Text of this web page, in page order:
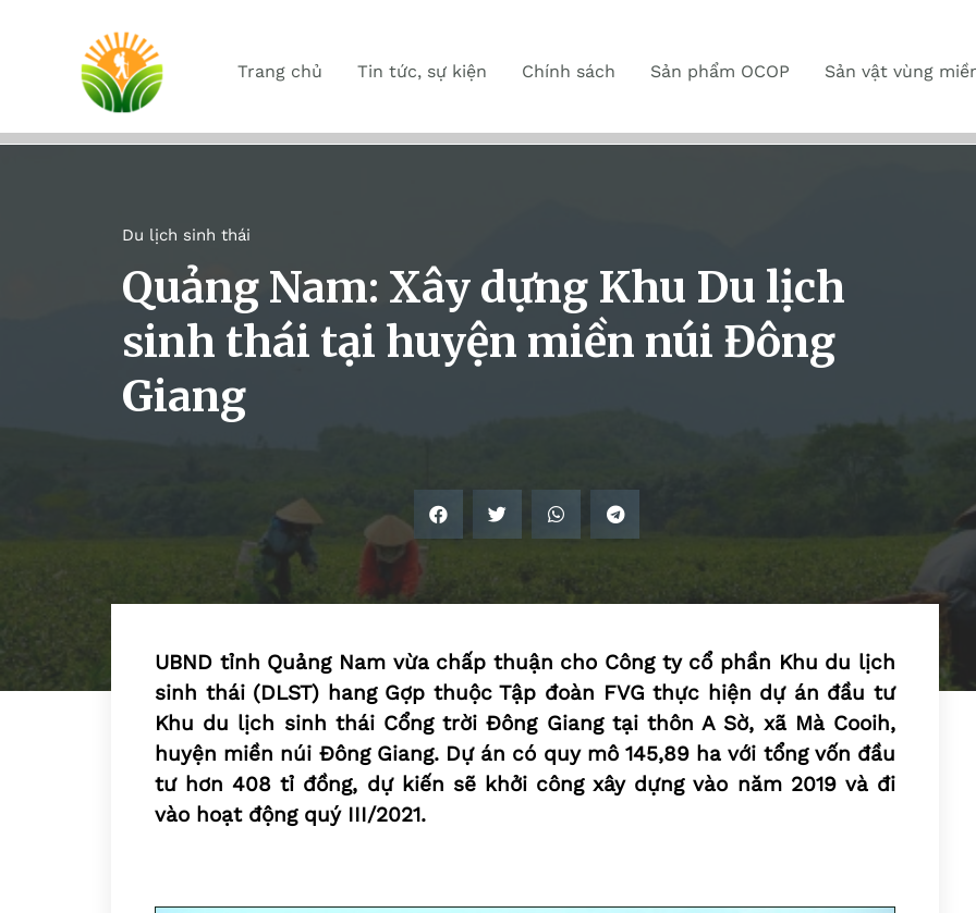
Trang chủ Tin tức, sự kiện Chính sách Sản phẩm OCOP Sản vật vùng
Du lịch sinh thái
Quảng Nam: Xây dựng Khu Du lịch
sinh thái tại huyện miền núi Đông
Giang
UBND tỉnh Quảng Nam vừa chấp thuận cho Công ty cổ phần Khu du lịch
sinh thái (DLST) hang Gợp thuộc Tập đoàn FVG thực hiện dự án đầu tư
Khu du lịch sinh thái Cổng trời Đông Giang tại thôn A Sờ, xã Mà Cooih,
huyện miền núi Đông Giang. Dự án có quy mô 145,89 ha với tổng vốn đầu
tư hơn 408 tỉ đồng, dự kiến sẽ khởi công xây dựng vào năm 2019 và đi
vào hoạt động quý III/2021.